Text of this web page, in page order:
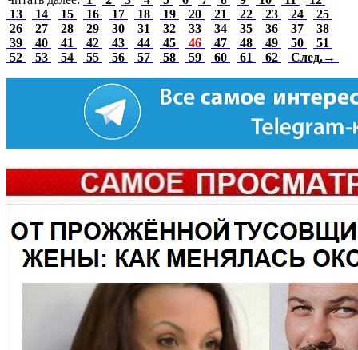
13
14 15 16 17 18 19 20 21 22 23 24
25
26
27 28 29 30 31 32 33 34 35 36 37
38
39
40 41 42 43 44 45 46 47 48 49 50
51
52
53 54 55 56 57 58 59 60 61 62 След.→